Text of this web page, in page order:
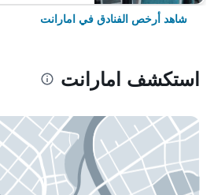
شاهد أرخص الفنادق في امارانت
استكشف امارانت